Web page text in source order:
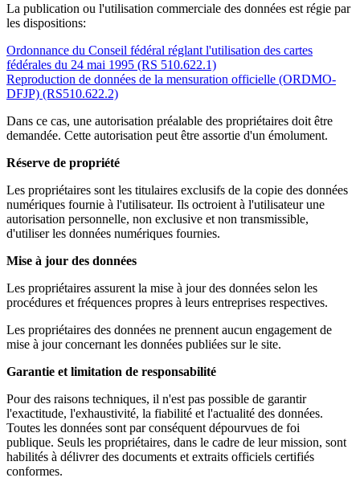
La publication ou l'utilisation commerciale des données est régie par
les dispositions:
Ordonnance du Conseil fédéral réglant l'utilisation des cartes
fédérales du 24 mai 1995 (RS 510.622.1)
Reproduction de données de la mensuration officielle (ORDMO-
DFJP) (RS510.622.2)
Dans ce cas, une autorisation préalable des propriétaires doit être
demandée. Cette autorisation peut être assortie d'un émolument.
Réserve de propriété
Les propriétaires sont les titulaires exclusifs de la copie des données
numériques fournie à l'utilisateur. Ils octroient à l'utilisateur une
autorisation personnelle, non exclusive et non transmissible,
d'utiliser les données numériques fournies.
Mise à jour des données
Les propriétaires assurent la mise à jour des données selon les
procédures et fréquences propres à leurs entreprises respectives.
Les propriétaires des données ne prennent aucun engagement de
mise à jour concernant les données publiées sur le site.
Garantie et limitation de responsabilité
Pour des raisons techniques, il n'est pas possible de garantir
l'exactitude, l'exhaustivité, la fiabilité et l'actualité des données.
Toutes les données sont par conséquent dépourvues de foi
publique. Seuls les propriétaires, dans le cadre de leur mission, sont
habilités à délivrer des documents et extraits officiels certifiés
conformes.